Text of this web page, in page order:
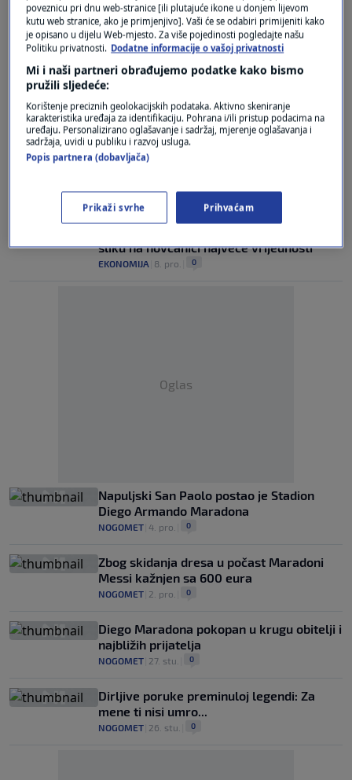
Maradonin dres iz 1986. na aukciji
NOGOMET 6. tra.
Italija: Maradona na dresovima Napolija u
povodu obljetnice smrti
NOGOMET|7. stu.| 0
Maradona nije konzumirao alkohol ili
23. pro. 0
sliku na novčanici najveće vrijednosti
EKONOMIJA 8. pro. 0
Oglas
Napuljski San Paolo postao je Stadion
Diego Armando Maradona
NOGOMET 4. pro. 0
Zbog skidanja dresa u počast Maradoni
Messi kažnjen sa 600 eura
NOGOMET 2. pro. 0
Diego Maradona pokopan u krugu obitelji i
najbližih prijatelja
NOGOMET 27. stu. 0
Dirljive poruke preminuloj legendi: Za
mene ti nisi umro...
NOGOMET 26. stu. 0
poveznicu pri dnu web-stranice [ili plutajuće ikone u donjem lijevom
kutu web stranice, ako je primjenjivo]. Vaši će se odabiri primijeniti kako
je opisano u dijelu Web-mjesto. Za više pojedinosti pogledajte našu
Politiku privatnosti. Dodatne informacije o vašoj privatnosti
Mi i naši partneri obrađujemo podatke kako bismo
pružili sljedeće:
Korištenje preciznih geolokacijskih podataka. Aktivno skeniranje
karakteristika uređaja za identifikaciju. Pohrana i/ili pristup podacima na
uređaju. Personalizirano oglašavanje i sadržaj, mjerenje oglašavanja i
sadržaja, uvidi u publiku i razvoj usluga.
Popis partnera (dobavljača)
Prikaži svrhe Prihvaćam